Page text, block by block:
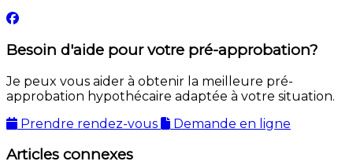
Besoin d'aide pour votre pré-approbation?
Je peux vous aider à obtenir la meilleure pré-
approbation hypothécaire adaptée à votre situation.
Prendre rendez-vous
Demande en ligne
Articles connexes